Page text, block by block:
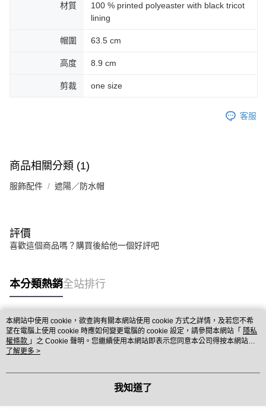
材質
100 % printed polyeaster with black tricot
lining
帽圍 63.5 cm
高度 8.9 cm
剪裁 one size
客服
商品相關分類 (1)
服飾配件 遮陽／防水帽
評價
喜歡這個商品嗎？購買後給他一個好評吧
本分類熱銷全站排行
熱門標籤
本網站中使用 cookie，欲查詢有關本網站使用 cookie 方式之詳情，及若您不希
望在電腦上使用 cookie 時應如何變更電腦的 cookie 設定，請參閱本網站「 隱私
權條款 」之 Cookie 聲明。您繼續使用本網站即表示您同意本公司得按本網站使
用條款之 Cookie 聲明使用 cookie。
了解更多 >
我知道了